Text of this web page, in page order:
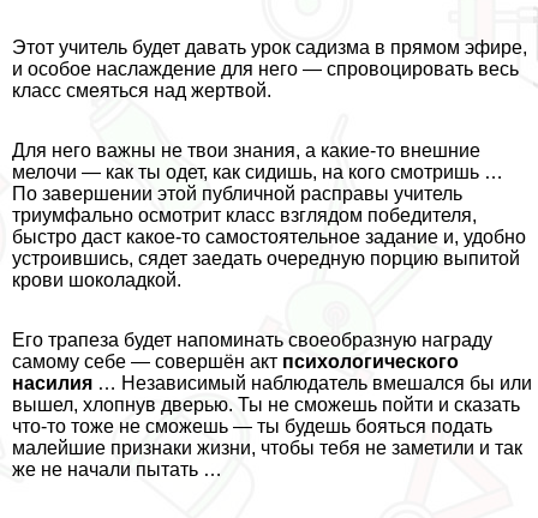
Этот учитель будет давать урок садизма в прямом эфире,
и особое наслаждение для него — спровоцировать весь
класс смеяться над жертвой.
Для него важны не твои знания, а какие-то внешние
мелочи — как ты одет, как сидишь, на кого смотришь …
По завершении этой публичной расправы учитель
триумфально осмотрит класс взглядом победителя,
быстро даст какое-то самостоятельное задание и, удобно
устроившись, сядет заедать очередную порцию выпитой
крови шоколадкой.
Его трапеза будет напоминать своеобразную награду
самому себе — совершён акт психологического
насилия … Независимый наблюдатель вмешался бы или
вышел, хлопнув дверью. Ты не сможешь пойти и сказать
что-то тоже не сможешь — ты будешь бояться подать
малейшие признаки жизни, чтобы тебя не заметили и так
же не начали пытать …